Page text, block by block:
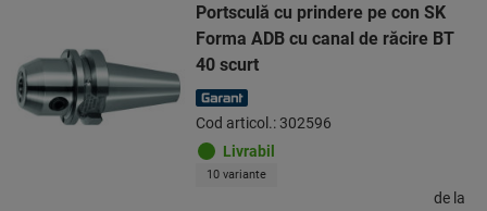
Portsculă cu prindere pe con SK
Forma ADB cu canal de răcire BT
40 scurt
Cod articol.: 302596
Livrabil
10 variante
de la